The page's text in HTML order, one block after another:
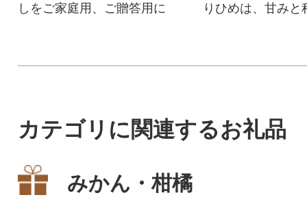
しをご家庭用、ご贈答用に
りひめは、甘みと
カテゴリに関連するお礼品
みかん・柑橘